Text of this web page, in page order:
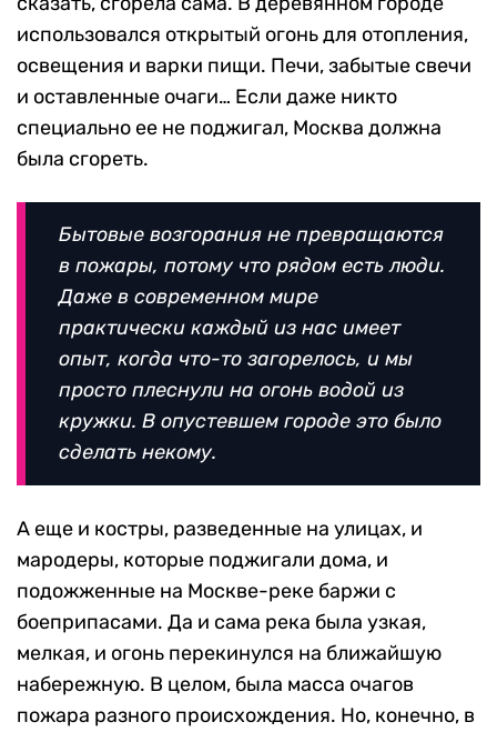
использовался открытый огонь для отопления,
освещения и варки пищи. Печи, забытые свечи
и оставленные очаги… Если даже никто
специально ее не поджигал, Москва должна
была сгореть.
Бытовые возгорания не превращаются
в пожары, потому что рядом есть люди.
Даже в современном мире
практически каждый из нас имеет
опыт, когда что-то загорелось, и мы
просто плеснули на огонь водой из
кружки. В опустевшем городе это было
сделать некому.
А еще и костры, разведенные на улицах, и
мародеры, которые поджигали дома, и
подожженные на Москве-реке баржи с
боеприпасами. Да и сама река была узкая,
мелкая, и огонь перекинулся на ближайшую
набережную. В целом, была масса очагов
пожара разного происхождения. Но, конечно, в